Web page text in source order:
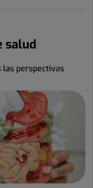
salud
las perspectivas